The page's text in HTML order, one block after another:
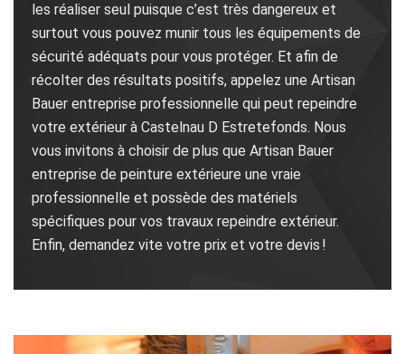
les réaliser seul puisque c’est très dangereux et
surtout vous pouvez munir tous les équipements de
sécurité adéquats pour vous protéger. Et afin de
récolter des résultats positifs, appelez une Artisan
Bauer entreprise professionnelle qui peut repeindre
votre extérieur à Castelnau D Estretefonds. Nous
vous invitons à choisir de plus que Artisan Bauer
entreprise de peinture extérieure une vraie
professionnelle et possède des matériels
spécifiques pour vos travaux repeindre extérieur.
Enfin, demandez vite votre prix et votre devis !